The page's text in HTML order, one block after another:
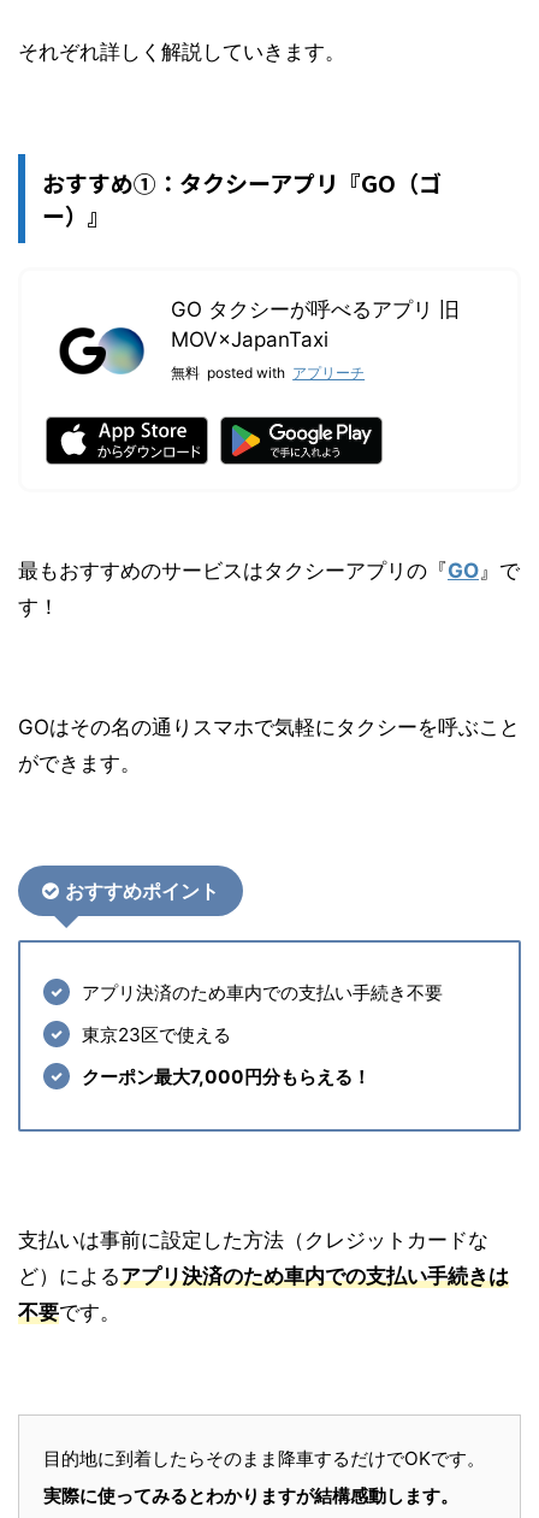
それぞれ詳しく解説していきます。
おすすめ①：タクシーアプリ『GO（ゴ
ー）』
GO タクシーが呼べるアプリ 旧
MOV×JapanTaxi
無料 posted with アプリーチ
最もおすすめのサービスはタクシーアプリの『GO』で
す！
GOはその名の通りスマホで気軽にタクシーを呼ぶこと
ができます。
おすすめポイント
アプリ決済のため車内での支払い手続き不要
東京23区で使える
クーポン最大7,000円分もらえる！
支払いは事前に設定した方法（クレジットカードな
ど）によるアプリ決済のため車内での支払い手続きは
不要です。
目的地に到着したらそのまま降車するだけでOKです。
実際に使ってみるとわかりますが結構感動します。